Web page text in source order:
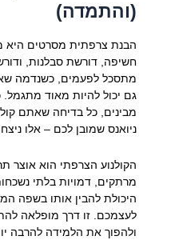
(והתמדה)
הבנת צרפתית מסרטים היא
חשיפה, דורשת סבלנות,
מתסכל לפעמים, כשנדמה
גם יכול להיות מאוד
מבינים, כל בדיחה שאתם
ניואנס שמובן לכם – אלו
הקולנוע הצרפתי הוא אוצר
מרתקים, דמויות בלתי
היכולת להבין אותו בשפה
לעצמכם. זו דרך מופלאה
ולהפוך את הלמידה להרבה